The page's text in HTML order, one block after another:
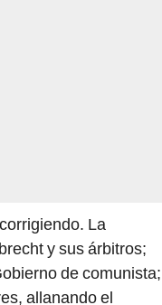
La
y sus árbitros;
de comunista;
allanando el